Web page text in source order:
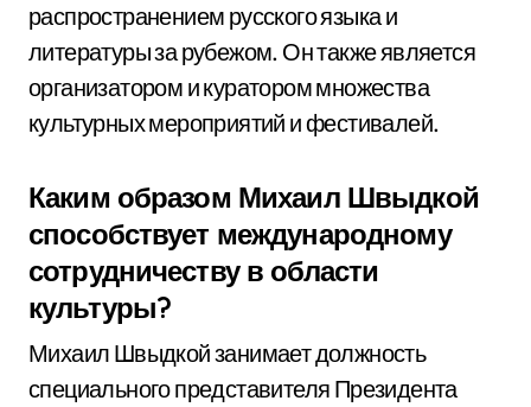
распространением русского языка и
литературы за рубежом. Он также является
организатором и куратором множества
культурных мероприятий и фестивалей.
Каким образом Михаил Швыдкой
способствует международному
сотрудничеству в области
культуры?
Михаил Швыдкой занимает должность
специального представителя Президента